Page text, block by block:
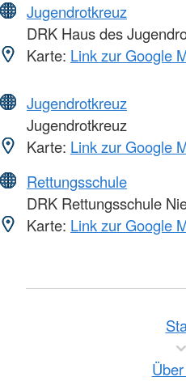
Jugendrotkreuz
DRK Haus des
Karte: Link zur Google
Jugendrotkreuz
Jugendrotkreuz
Karte: Link zur Google
Rettungsschule
DRK Rettungsschule
Karte: Link zur Google